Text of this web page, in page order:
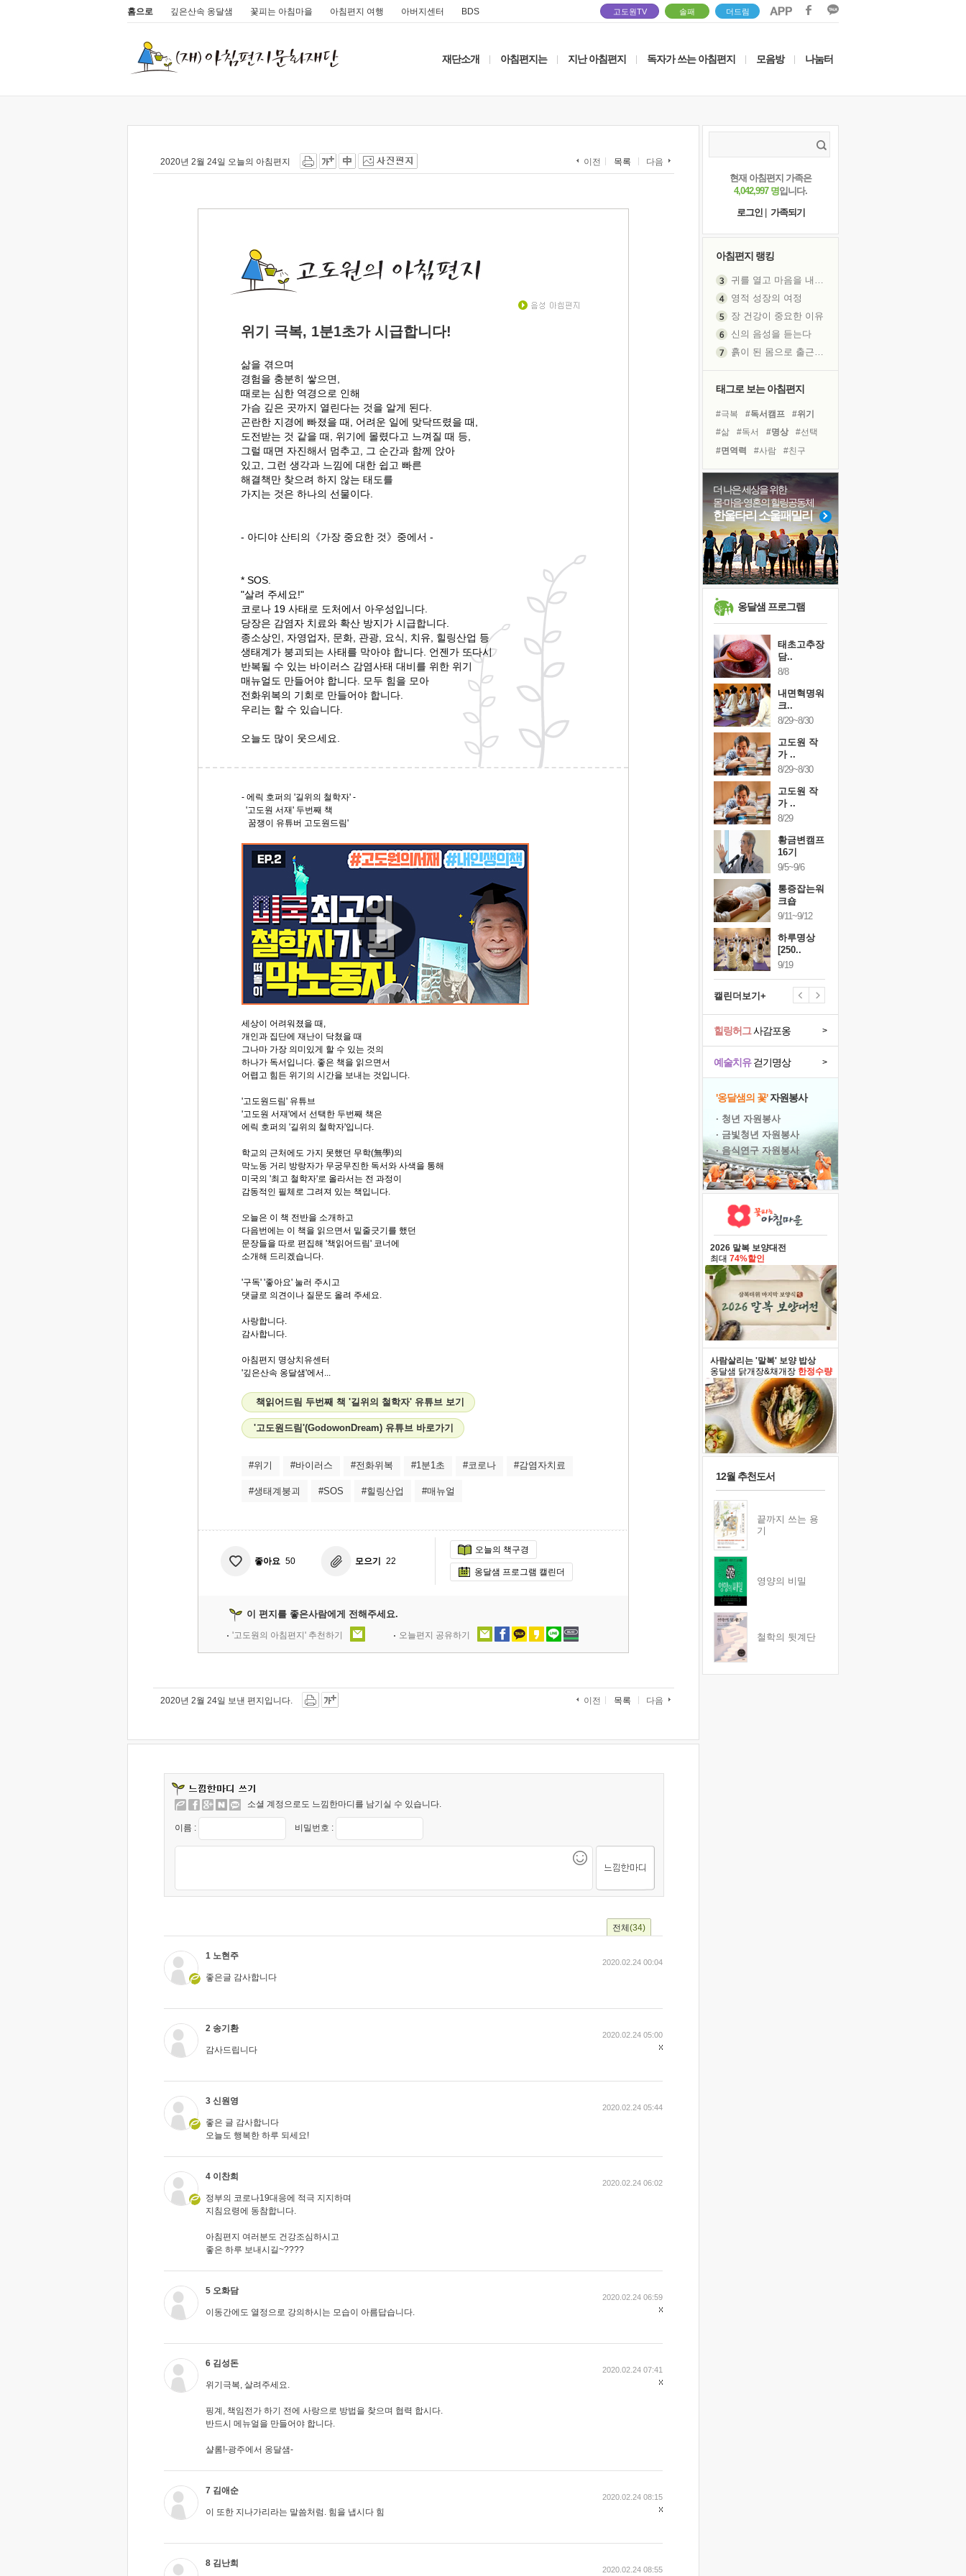
홈으로 깊은산속 옹달샘 꽃피는 아침마을 아침편지 여행 아버지센터 BDS 고도원TV 솔패 더드림
재단소개 아침편지는 지난 아침편지 독자가 쓰는 아침편지 모음방 나눔터
2020년 2월 24일 오늘의 아침편지 이전 목록 다음
위기 극복, 1분1초가 시급합니다!
삶을 겪으며
경험을 충분히 쌓으면,
때로는 심한 역경으로 인해
가슴 깊은 곳까지 열린다는 것을 알게 된다.
곤란한 지경에 빠졌을 때, 어려운 일에 맞닥뜨렸을 때,
도전받는 것 같을 때, 위기에 몰렸다고 느껴질 때 등,
그럴 때면 자진해서 멈추고, 그 순간과 함께 앉아
있고, 그런 생각과 느낌에 대한 쉽고 빠른
해결책만 찾으려 하지 않는 태도를
가지는 것은 하나의 선물이다.
- 아디야 산티의《가장 중요한 것》중에서 -
* SOS.
"살려 주세요!"
코로나 19 사태로 도처에서 아우성입니다.
당장은 감염자 치료와 확산 방지가 시급합니다.
종소상인, 자영업자, 문화, 관광, 요식, 치유, 힐링산업 등
생태계가 붕괴되는 사태를 막아야 합니다. 언젠가 또다시
반복될 수 있는 바이러스 감염사태 대비를 위한 위기
매뉴얼도 만들어야 합니다. 모두 힘을 모아
전화위복의 기회로 만들어야 합니다.
우리는 할 수 있습니다.
오늘도 많이 웃으세요.
- 에릭 호퍼의 '길위의 철학자' -
'고도원 서재' 두번째 책
꿈쟁이 유튜버 고도원드림'
세상이 어려워졌을 때,
개인과 집단에 재난이 닥쳤을 때
그나마 가장 의미있게 할 수 있는 것의
하나가 독서입니다. 좋은 책을 읽으면서
어렵고 힘든 위기의 시간을 보내는 것입니다.
'고도원드림' 유튜브
'고도원 서재'에서 선택한 두번째 책은
에릭 호퍼의 '길위의 철학자'입니다.
학교의 근처에도 가지 못했던 무학(無學)의
막노동 거리 방랑자가 무궁무진한 독서와 사색을 통해
미국의 '최고 철학자'로 올라서는 전 과정이
감동적인 필체로 그려져 있는 책입니다.
오늘은 이 책 전반을 소개하고
다음번에는 이 책을 읽으면서 밑줄긋기를 했던
문장들을 따로 편집해 '책읽어드림' 코너에
소개해 드리겠습니다.
'구독' '좋아요' 눌러 주시고
댓글로 의견이나 질문도 올려 주세요.
사랑합니다.
감사합니다.
아침편지 명상치유센터
'깊은산속 옹달샘'에서...
책읽어드림 두번째 책 '길위의 철학자' 유튜브 보기
'고도원드림'(GodowonDream) 유튜브 바로가기
#위기 #바이러스 #전화위복 #1분1초 #코로나 #감염자치료
#생태계붕괴 #SOS #힐링산업 #매뉴얼
좋아요 50 모으기 22
오늘의 책구경
옹달샘 프로그램 캘린더
이 편지를 좋은사람에게 전해주세요.
'고도원의 아침편지' 추천하기 오늘편지 공유하기
2020년 2월 24일 보낸 편지입니다. 이전 목록 다음
소셜 계정으로도 느낌한마디를 남기실 수 있습니다.
이름 : 비밀번호 :
전체 (34)
1 노현주
좋은글 감사합니다
2020.02.24 00:04
2 송기환
감사드립니다
2020.02.24 05:00
3 신원영
좋은 글 감사합니다
오늘도 행복한 하루 되세요!
2020.02.24 05:44
4 이찬희
정부의 코로나19대응에 적극 지지하며
지침요령에 동참합니다.
아침편지 여러분도 건강조심하시고
좋은 하루 보내시길~????
2020.02.24 06:02
5 오화담
이동간에도 열정으로 강의하시는 모습이 아름답습니다.
2020.02.24 06:59
6 김성돈
위기극복, 살려주세요.
핑계, 책임전가 하기 전에 사랑으로 방법을 찾으며 협력 합시다.
반드시 메뉴얼을 만들어야 합니다.
샬롬!-광주에서 옹달샘-
2020.02.24 07:41
7 김애순
이 또한 지나가리라는 말씀처럼. 힘을 냅시다 힘
2020.02.24 08:15
8 김난희
2020.02.24 08:55
현재 아침편지 가족은
4,042,997 명입니다.
로그인
가족되기
아침편지 랭킹
영적 성장의 여정
장 건강이 중요한 이유
신의 음성을 듣는다
극과 극의 양 끝단
극심한 변비, 어깨결림, 수면 장애
보고 싶은 어머니
유년 시절의 부산 영도 바다
못된 꼰대들
거울 속의 나
희망이란
'모른다'는 것
귀를 열고 마음을 내어주고
태그로 보는 아침편지
#극복 #독서캠프
#위기
#삶
#독서 #명상
#선택
#면역력
#사람
#친구
#힐링
#도움
#링컨학교
#건강
#경험
#유튜브
#비전캠프
#희망
#바이러스
#리더 #계획
더 나은 세상을 위한
몸·마음·영혼의 힐링공동체
한울타리 소울패밀리
옹달샘 프로그램
태초고추장
담..
8/8
내면혁명워
크..
8/29~8/30
고도원 작
가 ..
8/29~8/30
고도원 작
가 ..
8/29
황금변캠프
16기
9/5~9/6
통증잡는워
크숍
9/11~9/12
하루명상
[250..
9/19
캘린더보기+
예술치유걷기명상 >
힐링허그사감포옹 >
'옹달샘의 꽃'자원봉사
· 청년 자원봉사
· 금빛청년 자원봉사
· 음식연구 자원봉사
2026 말복 보양대전
최대 74%할인
사람살리는 '말복' 보양 밥상
옹달샘 닭개장&채개장 한정수량
12월 추천도서
끝까지 쓰는 용
기
영양의 비밀
철학의 뒷계단